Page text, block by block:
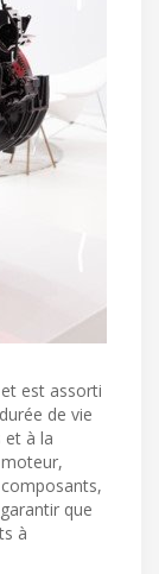
est assorti
de vie
et à la
que
à